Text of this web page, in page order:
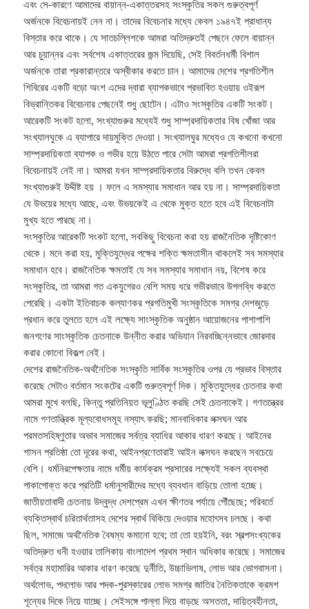
এবং সে-কারণে আমাদের বায়ান্ন-একাত্তরসহ সংস্কৃতির সকল গুরুত্বপূর্ণ
অর্জনকে বিবেচনায়ই নেন না। তাদের বিবেচনার মধ্যে কেবল ১৯৪৭ই প্রাধান্য
বিস্তার করে থাকে। যে সাতচল্লিশকে আমরা অতিদ্রুতই পেছনে ফেলে বায়ান্ন
আর চুয়ান্নর এবং সর্বশেষ একাত্তরের জন্ম দিয়েছি, সেই বিবর্তনধর্মী বিশাল
অর্জনকে তারা প্রকারান্তরে অস্বীকার করতে চান। আমাদের দেশের প্রগতিশীল
শিবিরের একটি বড়ো অংশ এদের দ্বারা ব্যাপকভাবে প্রভাবিত হওয়ায় ওইরূপ
বিভ্রান্তিকর বিবেচনার পেছনেই শুধু ছোটেন। এটাও সংস্কৃতির একটি সংকট।
আরেকটি সংকট হলো, সংখ্যাগুরুর মধ্যেই শুধু সাম্প্রদায়িকতার বিষ খোঁজা আর
সংখ্যালঘুকে এ ব্যাপারে দায়মুক্তি দেওয়া। সংখ্যালঘুর মধ্যেও যে কখনো কখনো
সাম্প্রদায়িকতা ব্যাপক ও গভীর হয়ে উঠতে পারে সেটা আমরা প্রগতিশীলরা
বিবেচনায়ই নেই না। আমরা যখন সাম্প্রদায়িকতার বিরুদ্ধে বলি তখন কেবল
সংখ্যাগুরুই উদ্দীষ্ট হয় । ফলে এ সমস্যার সমাধান আর হয় না। সাম্প্রদায়িকতা
যে উভয়ের মধ্যে আছে, এবং উভয়কেই এ থেকে মুক্ত হতে হবে এই বিবেচনাটা
মুখ্য হতে পারছে না।
সংস্কৃতির আরেকটি সংকট হলো, সবকিছু বিবেচনা করা হয় রাজনৈতিক দৃষ্টিকোণ
থেকে। মনে করা হয়, মুক্তিযুদ্ধের পক্ষের শক্তি ক্ষমতাসীন থাকলেই সব সমস্যার
সমাধান হবে। রাজনৈতিক ক্ষমতাই যে সব সমস্যার সমাধান নয়, বিশেষ করে
সংস্কৃতির, তা আমরা গত একযুগেরও বেশি সময় ধরে গভীরভাবে উপলব্ধি করতে
পেরেছি। একটা ইতিবাচক কল্যাণকর প্রগতিমুখী সংস্কৃতিকে সমগ্র দেশজুড়ে
প্রধান করে তুলতে হলে এই লক্ষ্যে সাংস্কৃতিক অনুষ্ঠান আয়োজনের পাশাপাশি
জনগণের সাংস্কৃতিক চেতনাকে উন্নীত করার অভিযান নিরবচ্ছিন্নভাবে জোরদার
করার কোনো বিকল্প নেই।
দেশের রাজনৈতিক-অর্থনৈতিক সংস্কৃতি সার্বিক সংস্কৃতির ওপর যে প্রভাব বিস্তার
করেছে সেটাও বর্তমান সংকটের একটি গুরুত্বপূর্ণ দিক। মুক্তিযুদ্ধের চেতনার কথা
আমরা মুখে বলছি, কিন্তু প্রতিনিয়ত ভূলুণ্ঠিত করছি সেই চেতনাকেই। গণতন্ত্রের
নামে গণতান্ত্রিক মূল্যবোধসমূহ নস্যাৎ করছি; মানবাধিকার লক্সঘন আর
পরমতসহিষ্ণুতার অভাব সমাজের সর্বত্র ব্যাধির আকার ধারণ করছে। আইনের
শাসন প্রতিষ্ঠা তো দূরের কথা, আইনপ্রণেতারাই আইন লক্সঘন করছেন সবচেয়ে
বেশি। ধর্মনিরপেক্ষতার নামে ধর্মীয় কার্যক্রম প্রসারের লক্ষ্যেই সকল ব্যবস্থা
পাকাপোক্ত করে প্রতিটি ধর্মানুসারীদের মধ্যে ব্যবধান বাড়িয়ে তোলা হচ্ছে।
জাতীয়তাবাদী চেতনায় উদ্বুদ্ধ দেশপ্রেম এখন ক্ষীণতর পর্যায়ে পৌঁছেছে; পরিবর্তে
ব্যক্তিস্বার্থ চরিতার্থতাসহ দেশের স্বার্থ বিকিয়ে দেওয়ার মহোৎসব চলছে। কথা
ছিল, সমাজে অর্থনৈতিক বৈষম্য কমানো হবে; তা তো হয়ইনি, বরং স্বল্পসংখ্যকের
অতিদ্রুত ধনী হওয়ার তালিকায় বাংলাদেশ প্রথম স্থান অধিকার করেছে। সমাজের
সর্বত্র মহামারির আকার ধারণ করেছে দুর্নীতি, উচ্চাভিলাষ, লোভ আর ভোগবাসনা।
অর্থলোভ, পদলোভ আর পদক-পুরস্কারের লোভ সমগ্র জাতির নৈতিকতাকে ক্রমশ
শূন্যের দিকে নিয়ে যাচ্ছে। সেইসঙ্গে পাল্লা দিয়ে বাড়ছে অসততা, দায়িত্বহীনতা,